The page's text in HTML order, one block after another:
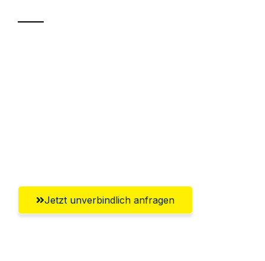
Jetzt unverbindlich anfragen